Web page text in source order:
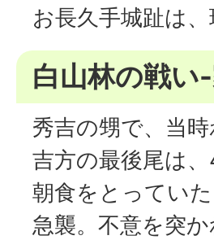
お長久手城趾は
白山林の戦い
秀吉の甥で、当
吉方の最後尾は
朝食をとってい
急襲。不意を突